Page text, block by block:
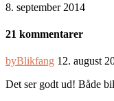
8. september 2014
21 kommentarer
byBlikfang 12. august
Det ser godt ud! Både